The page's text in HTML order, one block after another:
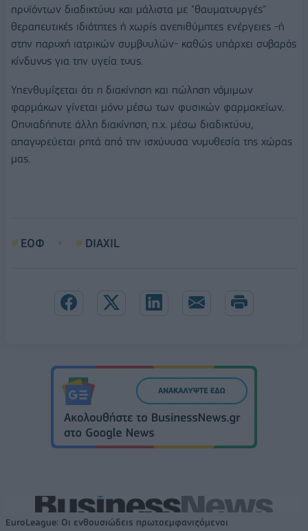
προϊόντων διαδικτύου και μάλιστα με "θαυματουργές"
θεραπευτικές ιδιότητες ή χωρίς ανεπιθύμητες ενέργειες -ή
στην παροχή ιατρικών συμβουλών- καθώς υπάρχει σοβαρός
κίνδυνος για την υγεία τους.
Υπενθυμίζεται ότι η διακίνηση και πώληση νόμιμων
φαρμάκων γίνεται μόνο μέσω των φυσικών φαρμακείων.
Οποιαδήποτε άλλη διακίνηση, π.χ. μέσω διαδικτύου,
απαγορεύεται ρητά από την ισχύουσα νομοθεσία της χώρας
μας.
ΕΟΦ DIAXIL
EuroLeague: Οι ενθουσιώδεις πρωτοεμφανιζόμενοι